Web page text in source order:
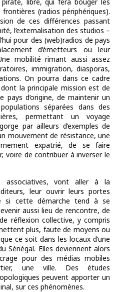
(radios périphériques).
de ces différences passant
l’externalisation des studios –
pour des (web)radios de pays
d’émetteurs ou leur
mobilité rimant aussi assez
immigration, diasporas,
On pourra dans ce cadre
la principale mission est de
pays d’origine, de maintenir un
séparées dans des
permettant un voyage
par ailleurs d’exemples de
mouvement de résistance, une
expatrié, de se faire
voire de contribuer à inverser le
associatives, vont aller à la
leur ouvrir leurs portes
si cette démarche tend à se
aussi lieu de rencontre, de
réflexion collective, y compris
plus, faute de moyens ou
ce soit dans les locaux d’une
Sénégal. Elles deviennent alors
pour des médias mobiles
une ville. Des études
peuvent apporter un
sur ces phénomènes.